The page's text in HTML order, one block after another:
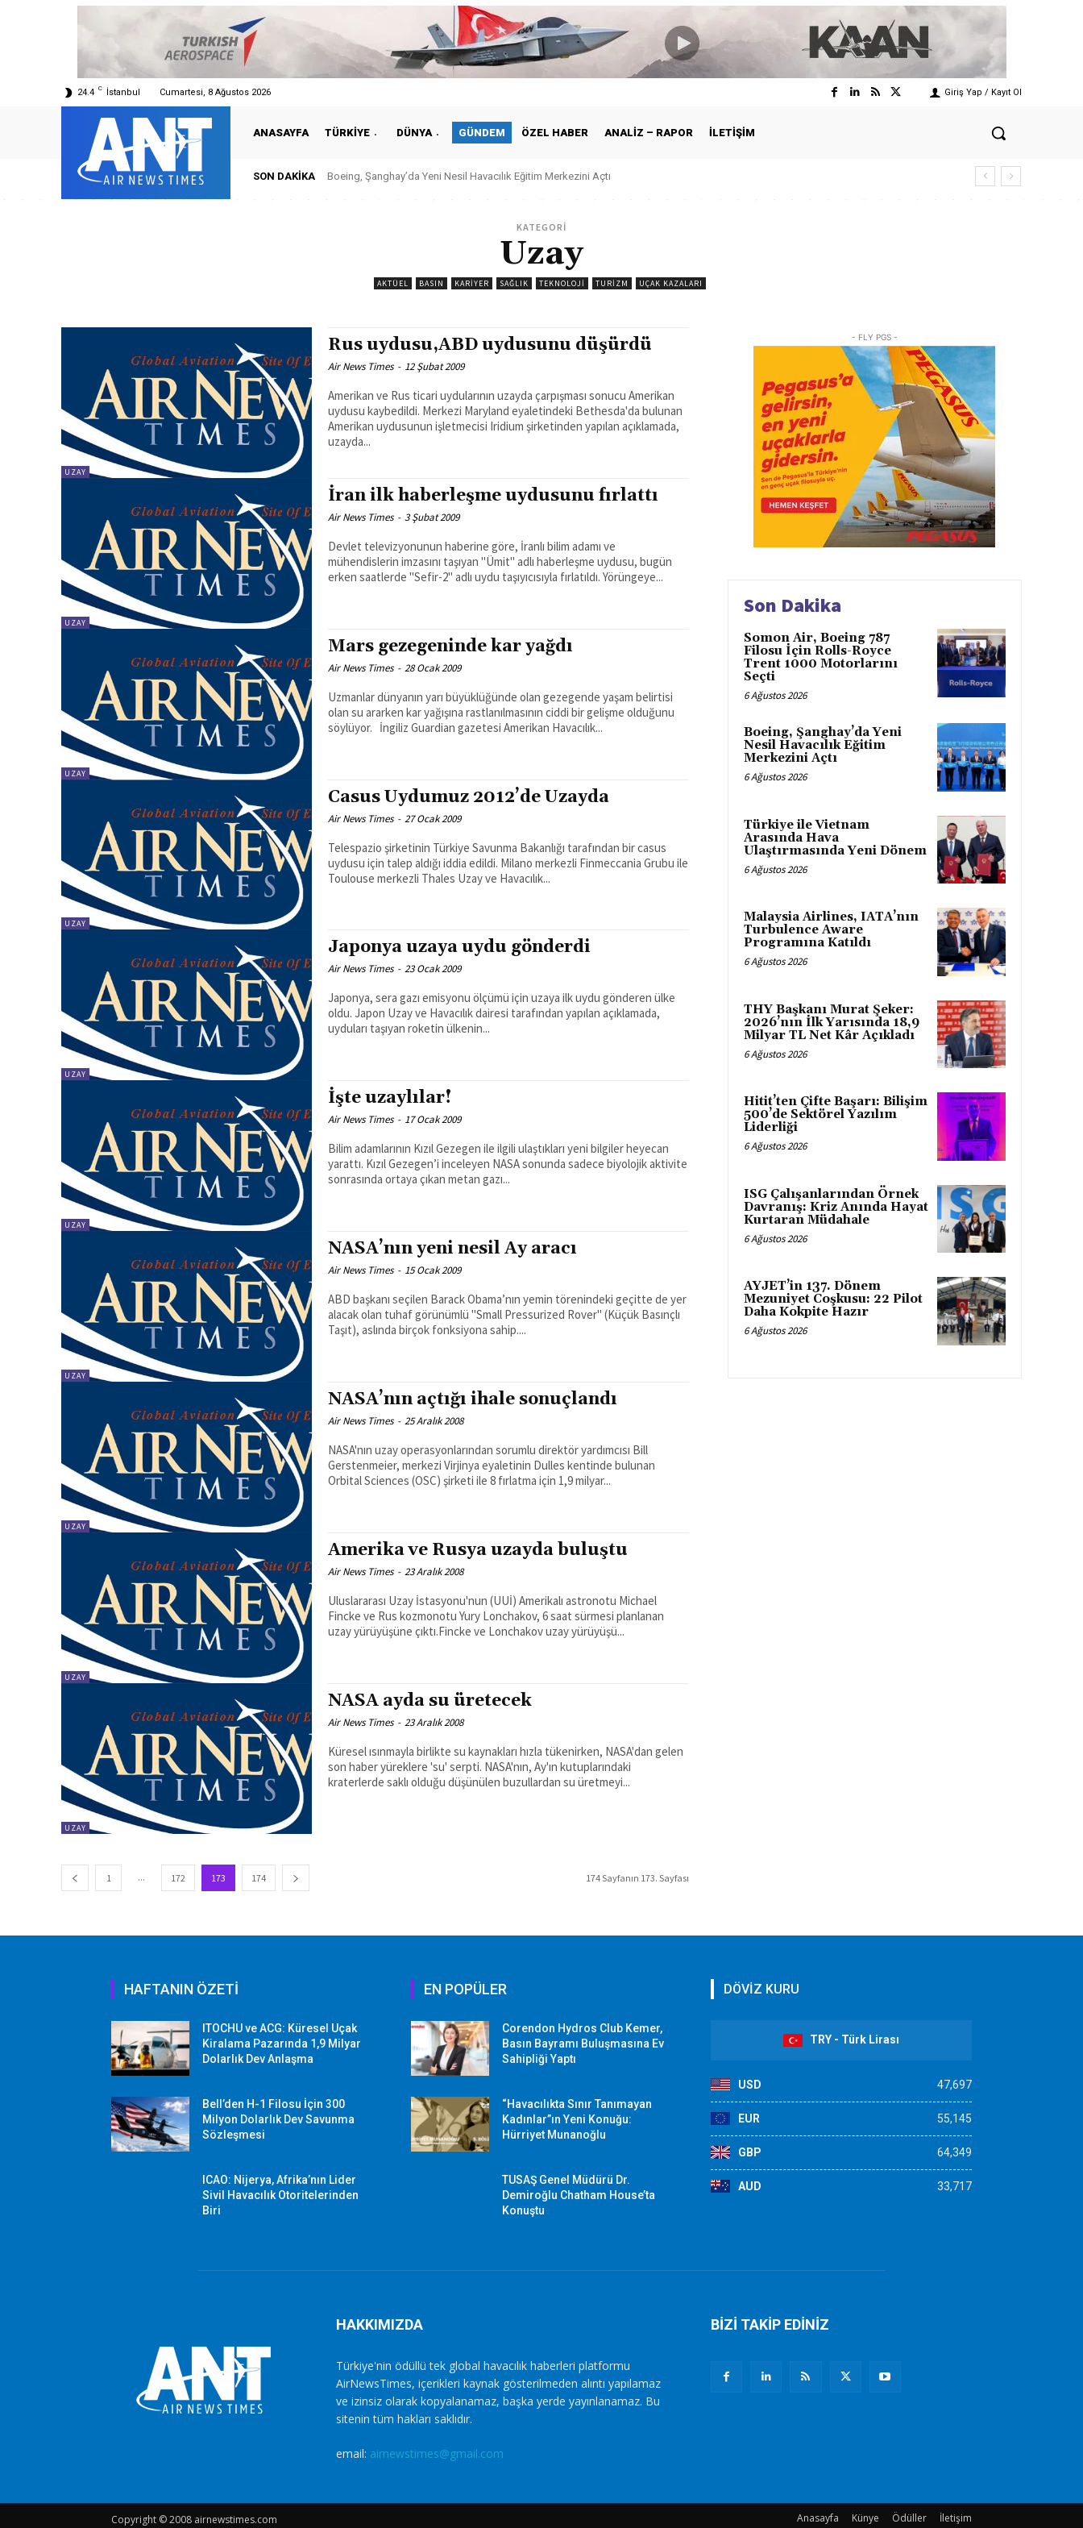
24.4 C İstanbul Cumartesi, 8 Ağustos 2026 Giriş Yap / Kayıt Ol
ANASAYFA TÜRKIYE DÜNYA GÜNDEM ÖZEL HABER ANALIZ – RAPOR İLETIŞIM
SON DAKIKA Boeing, Şanghay’da Yeni Nesil Havacılık Eğitim Merkezini Açtı
KATEGORİ
Uzay
AKTÜEL BASIN KARIYER SAĞLIK TEKNOLOJI TURIZM UÇAK KAZALARI
UZAY
Rus uydusu,ABD uydusunu düşürdü
Air News Times - 12 Şubat 2009
Amerikan ve Rus ticari uydularının uzayda çarpışması sonucu Amerikan
uydusu kaybedildi. Merkezi Maryland eyaletindeki Bethesda'da bulunan
Amerikan uydusunun işletmecisi Iridium şirketinden yapılan açıklamada,
uzayda...
UZAY
İran ilk haberleşme uydusunu fırlattı
Air News Times - 3 Şubat 2009
Devlet televizyonunun haberine göre, İranlı bilim adamı ve
mühendislerin imzasını taşıyan "Ümit" adlı haberleşme uydusu, bugün
erken saatlerde "Sefir-2" adlı uydu taşıyıcısıyla fırlatıldı. Yörüngeye...
UZAY
Mars gezegeninde kar yağdı
Air News Times - 28 Ocak 2009
Uzmanlar dünyanın yarı büyüklüğünde olan gezegende yaşam belirtisi
olan su ararken kar yağışına rastlanılmasının ciddi bir gelişme olduğunu
söylüyor. İngiliz Guardian gazetesi Amerikan Havacılık...
UZAY
Casus Uydumuz 2012’de Uzayda
Air News Times - 27 Ocak 2009
Telespazio şirketinin Türkiye Savunma Bakanlığı tarafından bir casus
uydusu için talep aldığı iddia edildi. Milano merkezli Finmeccania Grubu ile
Toulouse merkezli Thales Uzay ve Havacılık...
UZAY
Japonya uzaya uydu gönderdi
Air News Times - 23 Ocak 2009
Japonya, sera gazı emisyonu ölçümü için uzaya ilk uydu gönderen ülke
oldu. Japon Uzay ve Havacılık dairesi tarafından yapılan açıklamada,
uyduları taşıyan roketin ülkenin...
UZAY
İşte uzaylılar!
Air News Times - 17 Ocak 2009
Bilim adamlarının Kızıl Gezegen ile ilgili ulaştıkları yeni bilgiler heyecan
yarattı. Kızıl Gezegen’i inceleyen NASA sonunda sadece biyolojik aktivite
sonrasında ortaya çıkan metan gazı...
UZAY
NASA’nın yeni nesil Ay aracı
Air News Times - 15 Ocak 2009
ABD başkanı seçilen Barack Obama’nın yemin törenindeki geçitte de yer
alacak olan tuhaf görünümlü "Small Pressurized Rover" (Küçük Basınçlı
Taşıt), aslında birçok fonksiyona sahip....
UZAY
NASA’nın açtığı ihale sonuçlandı
Air News Times - 25 Aralık 2008
NASA'nın uzay operasyonlarından sorumlu direktör yardımcısı Bill
Gerstenmeier, merkezi Virjinya eyaletinin Dulles kentinde bulunan
Orbital Sciences (OSC) şirketi ile 8 fırlatma için 1,9 milyar...
UZAY
Amerika ve Rusya uzayda buluştu
Air News Times - 23 Aralık 2008
Uluslararası Uzay İstasyonu'nun (UUİ) Amerikalı astronotu Michael
Fincke ve Rus kozmonotu Yury Lonchakov, 6 saat sürmesi planlanan
uzay yürüyüşüne çıktı.Fincke ve Lonchakov uzay yürüyüşü...
UZAY
NASA ayda su üretecek
Air News Times - 23 Aralık 2008
Küresel ısınmayla birlikte su kaynakları hızla tükenirken, NASA'dan gelen
son haber yüreklere 'su' serpti. NASA'nın, Ay'ın kutuplarındaki
kraterlerde saklı olduğu düşünülen buzullardan su üretmeyi...
1 ... 172 173 174 174 Sayfanın 173. Sayfası
- FLY PGS -
Son Dakika
Somon Air, Boeing 787
Filosu İçin Rolls-Royce
Trent 1000 Motorlarını
Seçti
6 Ağustos 2026
Boeing, Şanghay’da Yeni
Nesil Havacılık Eğitim
Merkezini Açtı
6 Ağustos 2026
Türkiye ile Vietnam
Arasında Hava
Ulaştırmasında Yeni Dönem
6 Ağustos 2026
Malaysia Airlines, IATA’nın
Turbulence Aware
Programına Katıldı
6 Ağustos 2026
THY Başkanı Murat Şeker:
2026’nın İlk Yarısında 18,9
Milyar TL Net Kâr Açıkladı
6 Ağustos 2026
Hitit’ten Çifte Başarı: Bilişim
500’de Sektörel Yazılım
Liderliği
6 Ağustos 2026
ISG Çalışanlarından Örnek
Davranış: Kriz Anında Hayat
Kurtaran Müdahale
6 Ağustos 2026
AYJET’in 137. Dönem
Mezuniyet Coşkusu: 22 Pilot
Daha Kokpite Hazır
6 Ağustos 2026
HAFTANIN ÖZETİ
ITOCHU ve ACG: Küresel Uçak
Kiralama Pazarında 1,9 Milyar
Dolarlık Dev Anlaşma
Bell’den H-1 Filosu İçin 300
Milyon Dolarlık Dev Savunma
Sözleşmesi
ICAO: Nijerya, Afrika’nın Lider
Sivil Havacılık Otoritelerinden
Biri
EN POPÜLER
Corendon Hydros Club Kemer,
Basın Bayramı Buluşmasına Ev
Sahipliği Yaptı
“Havacılıkta Sınır Tanımayan
Kadınlar”ın Yeni Konuğu:
Hürriyet Munanoğlu
TUSAŞ Genel Müdürü Dr.
Demiroğlu Chatham House’ta
Konuştu
DÖVİZ KURU
TRY - Türk Lirası
USD 47,697
EUR 55,145
GBP 64,349
AUD 33,717
HAKKIMIZDA
Türkiye'nin ödüllü tek global havacılık haberleri platformu
AirNewsTimes, içerikleri kaynak gösterilmeden alıntı yapılamaz
ve izinsiz olarak kopyalanamaz, başka yerde yayınlanamaz. Bu
sitenin tüm hakları saklıdır.
email: airnewstimes@gmail.com
BİZİ TAKİP EDİNİZ
Copyright © 2008 airnewstimes.com Anasayfa Künye Ödüller İletişim